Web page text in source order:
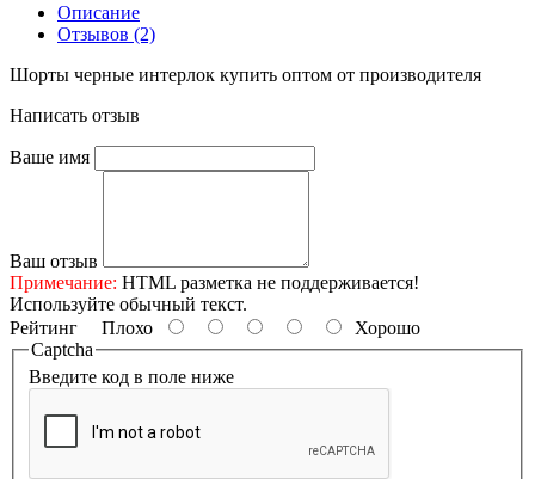
Описание
Отзывов (2)
Шорты черные интерлок купить оптом от производителя
Написать отзыв
Ваше имя
Ваш отзыв
Примечание: HTML разметка не поддерживается!
Используйте обычный текст.
Рейтинг Плохо
Хорошо
Captcha
Введите код в поле ниже